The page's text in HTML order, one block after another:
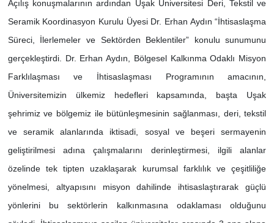
Açılış konuşmalarının ardından Uşak Üniversitesi Deri, Tekstil ve
Seramik Koordinasyon Kurulu Üyesi Dr. Erhan Aydın “İhtisaslaşma
Süreci, İlerlemeler ve Sektörden Beklentiler” konulu sunumunu
gerçekleştirdi. Dr. Erhan Aydın, Bölgesel Kalkınma Odaklı Misyon
Farklılaşması ve İhtisaslaşması Programının amacının,
Üniversitemizin ülkemiz hedefleri kapsamında, başta Uşak
şehrimiz ve bölgemiz ile bütünleşmesinin sağlanması, deri, tekstil
ve seramik alanlarında iktisadi, sosyal ve beşeri sermayenin
geliştirilmesi adına çalışmalarını derinleştirmesi, ilgili alanlar
özelinde tek tipten uzaklaşarak kurumsal farklılık ve çeşitliliğe
yönelmesi, altyapısını misyon dahilinde ihtisaslaştırarak güçlü
yönlerini bu sektörlerin kalkınmasına odaklaması olduğunu